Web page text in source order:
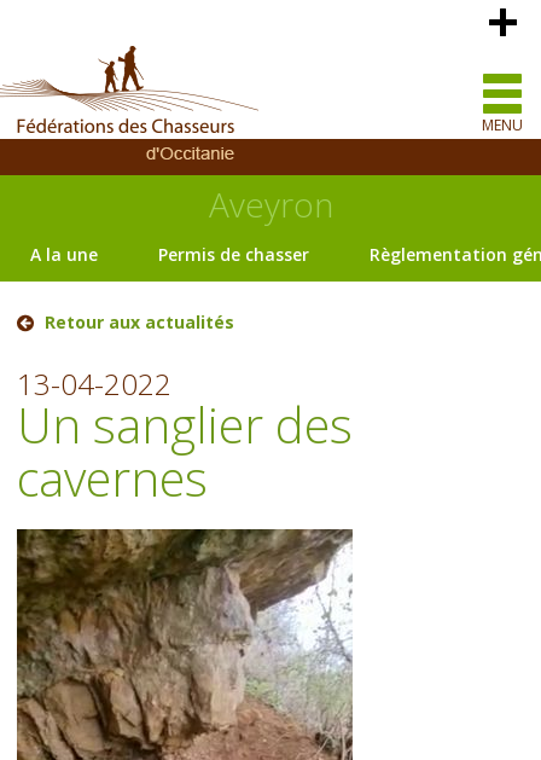
MENU
Aveyron
A la une Permis de chasser Règlementation
Retour aux actualités
13-04-2022
Un sanglier des
cavernes